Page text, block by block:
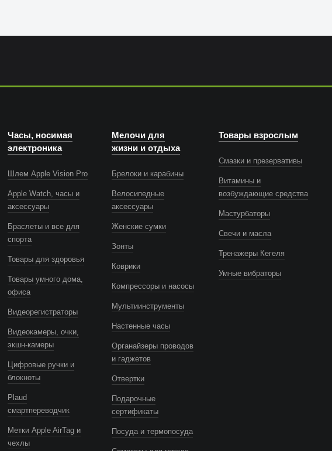
Часы, носимая
электроника
Шлем Apple Vision Pro
Apple Watch, часы и
аксессуары
Браслеты и все для
спорта
Товары для здоровья
Товары умного дома,
офиса
Видеорегистраторы
Видеокамеры, очки,
экшн-камеры
Цифровые ручки и
блокноты
Plaud
смартпереводчик
Метки Apple AirTag и
чехлы
Мелочи для
жизни и отдыха
Брелоки и карабины
Велосипедные
аксессуары
Женские сумки
Зонты
Коврики
Компрессоры и насосы
Мультиинструменты
Настенные часы
Органайзеры проводов
и гаджетов
Отвертки
Подарочные
сертификаты
Посуда и термопосуда
Товары взрослым
Смазки и презервативы
Витамины и
возбуждающие средства
Мастурбаторы
Свечи и масла
Тренажеры Кегеля
Умные вибраторы